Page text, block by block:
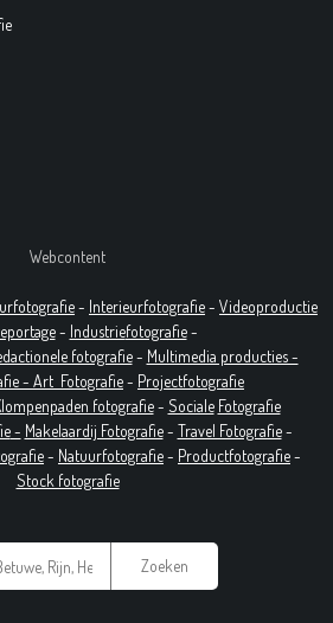
Webcontent
- Interieurfotografie- Videoproductie
- Industriefotografie-
fotografie- Multimedia producties -
- Art Fotografie- Projectfotografie
fotografie- Sociale Fotografie
- Makelaardij Fotografie- Travel Fotografie-
- Natuurfotografie- Productfotografie-
Stock fotografie
Zoeken